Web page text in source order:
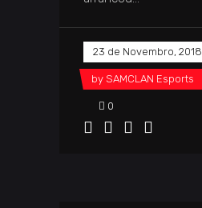
23 de Novembro, 2018
by SAMCLAN Esports
0